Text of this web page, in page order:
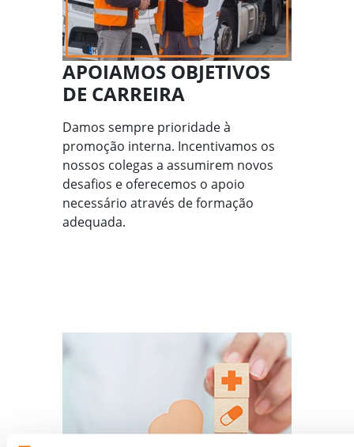
APOIAMOS OBJETIVOS
DE CARREIRA
Damos sempre prioridade à
promoção interna. Incentivamos os
nossos colegas a assumirem novos
desafios e oferecemos o apoio
necessário através de formação
adequada.